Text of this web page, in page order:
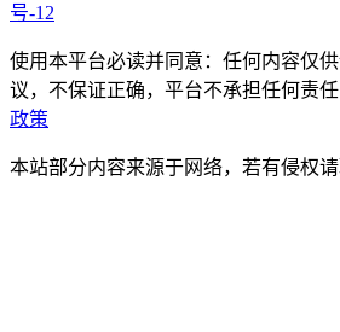
号-12
使用本平台必读并同意：任何内容仅
议，不保证正确，平台不承担任何责
政策
本站部分内容来源于网络，若有侵权请